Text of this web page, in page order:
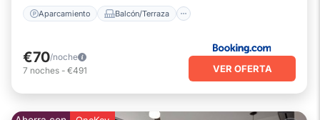
Aparcamiento Balcón/Terraza
€70/noche
7 noches - €491 VER OFERTA